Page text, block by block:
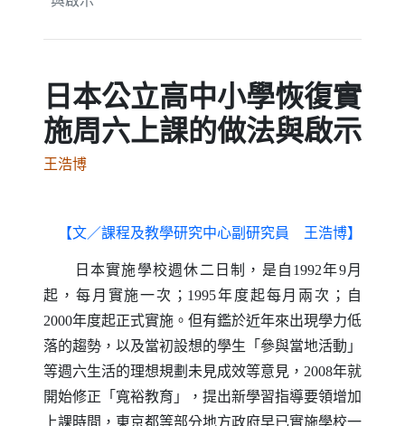
日本公立高中小學恢復實
施周六上課的做法與啟示
王浩博
【文／課程及教學研究中心副研究員 王浩博】
日本實施學校週休二日制，是自 1992年9月
起，每月實施一次； 1995年度起每月兩次；自
2000年度起正式實施。但有鑑於近年來出現學力低
落的趨勢，以及當初設想的學生「參與當地活動」
等週六生活的理想規劃未見成效等意見， 2008年就
開始修正「寬裕教育」，提出新學習指導要領增加
上課時間，東京都等部分地方政府早已實施學校一